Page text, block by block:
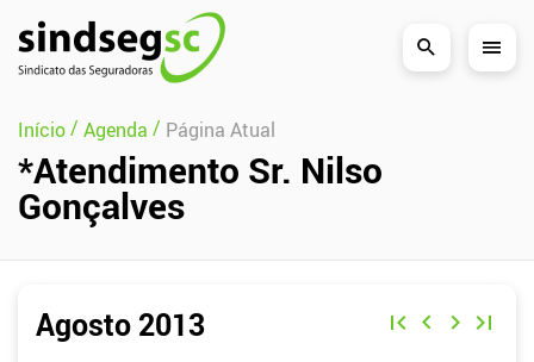
Pular Navegação (s)
Início/ Agenda / Página Atual
*Atendimento Sr. Nilso
Gonçalves
Agosto 2013